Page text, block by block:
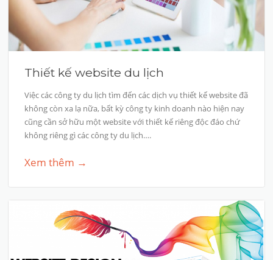
Thiết kế website du lịch
Việc các công ty du lịch tìm đến các dịch vụ thiết kế website đã
không còn xa lạ nữa, bất kỳ công ty kinh doanh nào hiện nay
cũng cần sở hữu một website với thiết kế riêng độc đáo chứ
không riêng gì các công ty du lịch….
Xem thêm →